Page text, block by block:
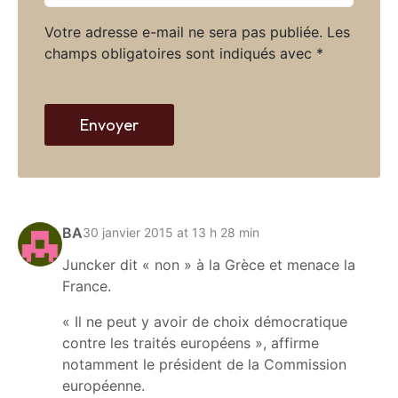
BA30 janvier 2015 at 13 h 28 min
Juncker dit « non » à la Grèce et menace la
France.
« Il ne peut y avoir de choix démocratique
contre les traités européens », affirme
notamment le président de la Commission
européenne.
Votre adresse e-mail ne sera pas publiée. Les
champs obligatoires sont indiqués avec *
l
*
e
w
b
Envoyer